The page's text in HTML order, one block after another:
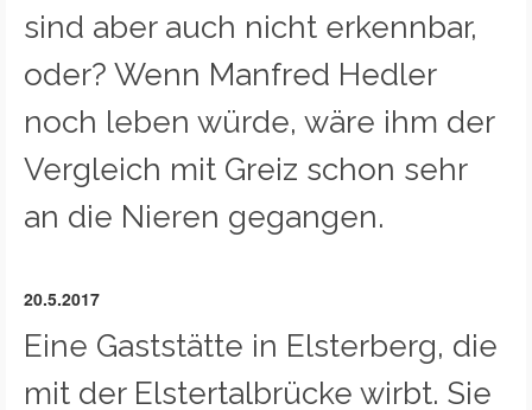
sind aber auch nicht erkennbar,
oder? Wenn Manfred Hedler
noch leben würde, wäre ihm der
Vergleich mit Greiz schon sehr
an die Nieren gegangen.
20.5.2017
Eine Gaststätte in Elsterberg, die
mit der Elstertalbrücke wirbt. Sie